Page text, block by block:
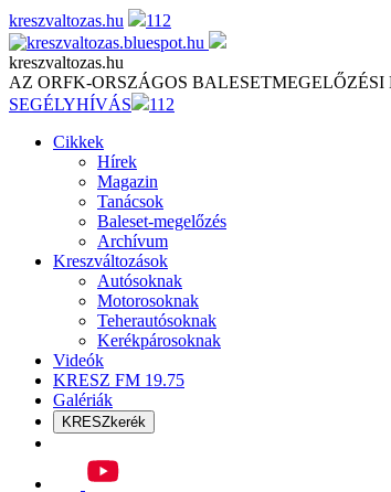
Skip
to
content
kreszvaltozas.hu 112
kreszvaltozas.hu
AZ ORFK-ORSZÁGOS
SEGÉLYHÍVÁS
112
Cikkek
Hírek
Magazin
Tanácsok
Baleset-megelőzés
Archívum
Kreszváltozások
Autósoknak
Motorosoknak
Teherautósoknak
Kerékpárosoknak
Videók
KRESZ FM 19.75
Galériák
KRESZkerék